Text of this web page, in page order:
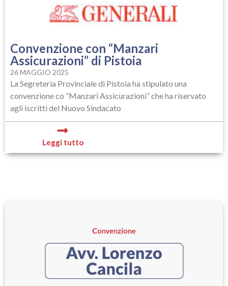
Convenzione con “Manzari
Assicurazioni” di Pistoia
26 MAGGIO 2025
La Segreteria Provinciale di Pistoia ha stipulato una
convenzione co “Manzari Assicurazioni” che ha riservato
agli iscritti del Nuovo Sindacato
Leggi tutto